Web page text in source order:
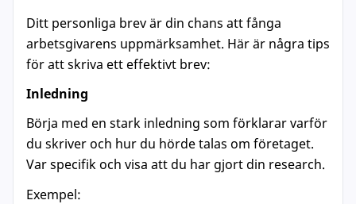
Ditt personliga brev är din chans att fånga
arbetsgivarens uppmärksamhet. Här är några tips
för att skriva ett effektivt brev:
Inledning
Börja med en stark inledning som förklarar varför
du skriver och hur du hörde talas om företaget.
Var specifik och visa att du har gjort din research.
Exempel: